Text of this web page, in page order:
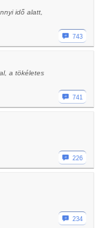
idő alatt,
743
a tökéletes
741
226
234